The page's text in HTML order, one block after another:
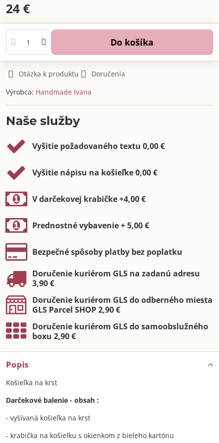
24 €
Do košíka
Otázka k produktu
Doručenia
Výrobca: Handmade Ivana
Naše služby
Vyšitie požadovaného textu 0,00 €
Vyšitie nápisu na košieľke 0,00 €
V darčekovej krabičke +4,00 €
Prednostné vybavenie + 5,00 €
Bezpečné spôsoby platby bez poplatku
Doručenie kuriérom GLS na zadanú adresu
3,90 €
Doručenie kuriérom GLS do odberného miesta
GLS Parcel SHOP 2,90 €
Doručenie kuriérom GLS do samoobslužného
boxu 2,90 €
Popis
Košieľka na krst
Darčekové balenie - obsah :
- vyšívaná košieľka na krst
- krabička na košieľku s okienkom z bieleho kartónu